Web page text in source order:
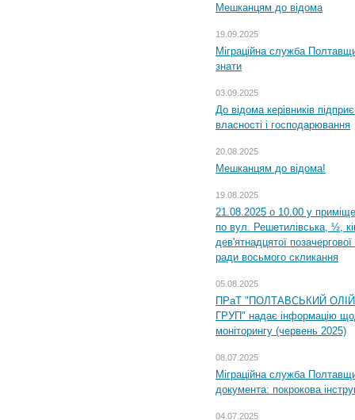
Мешканцям до відома
19.09.2025
Міграційна служба
знати
03.09.2025
До відома керівників
власності і господарювання
20.08.2025
Мешканцям до відома!
19.08.2025
21.08.2025 о 10.00 у
по вул. Решетилівська, ½,
дев'ятнадцятої
ради восьмого скликання
05.08.2025
ПРаТ "ПОЛТАВСЬКИЙ
ГРУП" надає інформацію
моніторингу (червень 2025)
08.07.2025
Міграційна служба
документа: покрокова
04.07.2025